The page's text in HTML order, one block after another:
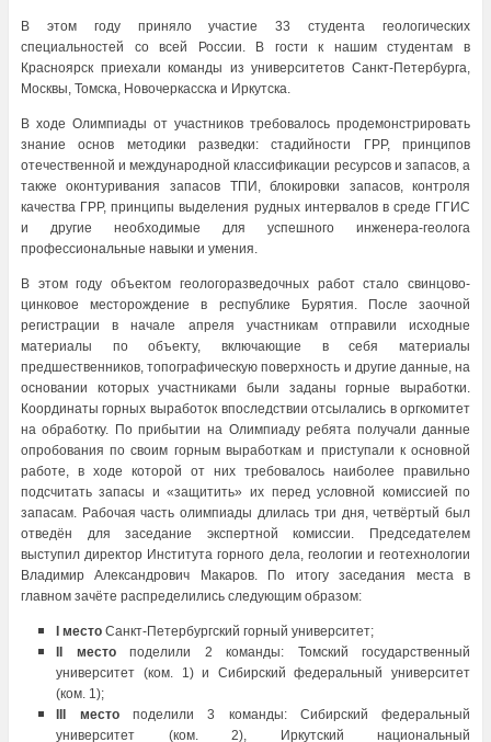
В этом году приняло участие 33 студента геологических
специальностей со всей России. В гости к нашим студентам в
Красноярск приехали команды из университетов Санкт-Петербурга,
Москвы, Томска, Новочеркасска и Иркутска.
В ходе Олимпиады от участников требовалось продемонстрировать
знание основ методики разведки: стадийности ГРР, принципов
отечественной и международной классификации ресурсов и запасов, а
также оконтуривания запасов ТПИ, блокировки запасов, контроля
качества ГРР, принципы выделения рудных интервалов в среде ГГИС
и другие необходимые для успешного инженера-геолога
профессиональные навыки и умения.
В этом году объектом геологоразведочных работ стало свинцово-
цинковое месторождение в республике Бурятия. После заочной
регистрации в начале апреля участникам отправили исходные
материалы по объекту, включающие в себя материалы
предшественников, топографическую поверхность и другие данные, на
основании которых участниками были заданы горные выработки.
Координаты горных выработок впоследствии отсылались в оргкомитет
на обработку. По прибытии на Олимпиаду ребята получали данные
опробования по своим горным выработкам и приступали к основной
работе, в ходе которой от них требовалось наиболее правильно
подсчитать запасы и «защитить» их перед условной комиссией по
запасам. Рабочая часть олимпиады длилась три дня, четвёртый был
отведён для заседание экспертной комиссии. Председателем
выступил директор Института горного дела, геологии и геотехнологии
Владимир Александрович Макаров. По итогу заседания места в
главном зачёте распределились следующим образом:
I место Санкт-Петербургский горный университет;
II местоподелили 2 команды: Томский государственный
университет (ком. 1) и Сибирский федеральный университет
(ком. 1);
III местоподелили 3 команды: Сибирский федеральный
университет (ком. 2), Иркутский национальный